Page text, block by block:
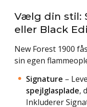
Vælg din stil:
eller Black
New Forest 1900
sin egen
Signature –
spejlglasplade,
Inkluderer